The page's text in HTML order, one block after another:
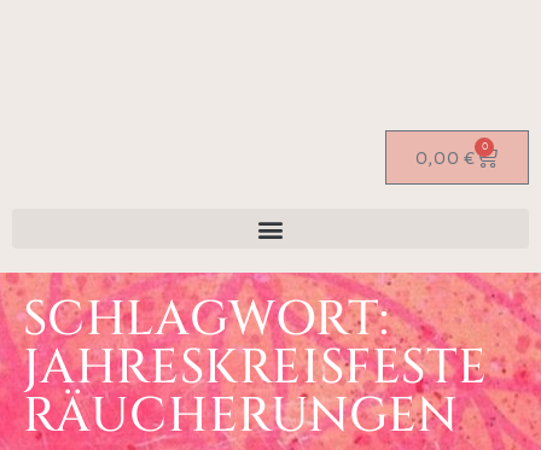
0,00 € 0
SCHLAGWORT:
JAHRESKREISFESTE
RÄUCHERUNGEN